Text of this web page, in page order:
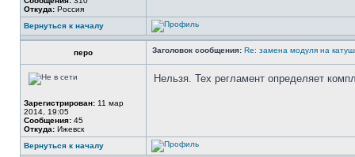
Откуда: Россия
Вернуться к началу
перо Заголовок сообщения: Re: замена модуля на
Зарегистрирован: 11 мар
2014, 19:05
Сообщения: 45
Откуда: Ижевск
Нельзя. Тех регламент определяет
Вернуться к началу